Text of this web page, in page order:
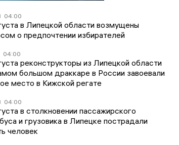
04:00
в Липецкой области возмущены
о предпочтении избирателей
04:00
реконструкторы из Липецкой области
большом драккаре в России завоевали
место в Кижской регате
04:00
в столкновении пассажирского
и грузовика в Липецке пострадали
человек